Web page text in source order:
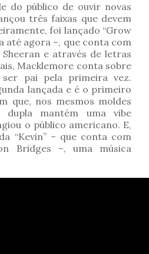
do público de ouvir novas
três faixas que devem
foi lançado “Grow
até agora –, que conta com
e através de letras
Macklemore conta sobre
ser pai pela primeira vez.
lançada e é o primeiro
que, nos mesmos moldes
dupla mantém uma vibe
o público americano. E,
“Kevin” – que conta com
Bridges –, uma música